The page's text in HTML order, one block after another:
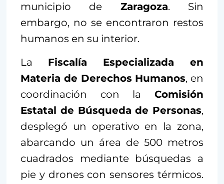
municipio de Zaragoza. Sin
embargo, no se encontraron restos
humanos en su interior.
La Fiscalía Especializada en
Materia de Derechos Humanos, en
coordinación con la Comisión
Estatal de Búsqueda de Personas,
desplegó un operativo en la zona,
abarcando un área de 500 metros
cuadrados mediante búsquedas a
pie y drones con sensores térmicos.